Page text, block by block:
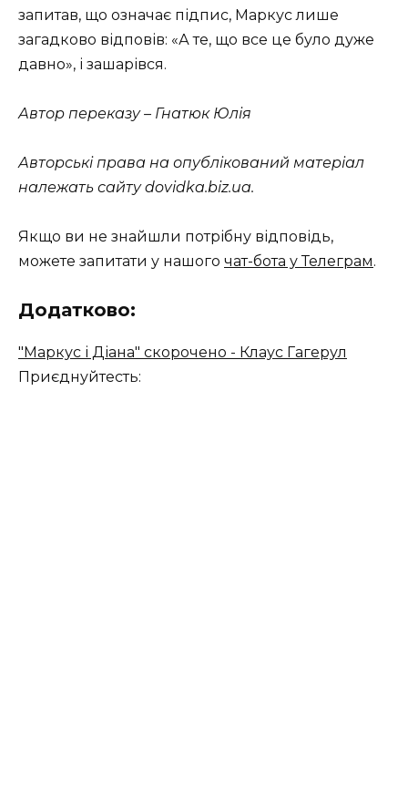
запитав, що означає підпис, Маркус лише
загадково відповів: «А те, що все це було дуже
давно», і зашарівся.
Автор переказу – Гнатюк Юлія
Авторські права на опублікований матеріал
належать сайту dovidka.biz.ua.
Якщо ви не знайшли потрібну відповідь,
можете запитати у нашого чат-бота у Телеграм.
Додатково:
"Маркус і Діана" скорочено - Клаус Гагерул
Приєднуйтесть: